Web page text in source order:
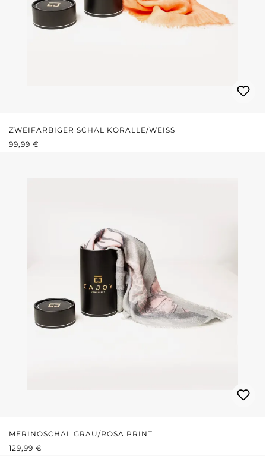
ZWEIFARBIGER SCHAL KORALLE/WEISS
REGULÄRER PREIS:
99,99 €
MERINOSCHAL GRAU/ROSA PRINT
REGULÄRER PREIS:
129,99 €